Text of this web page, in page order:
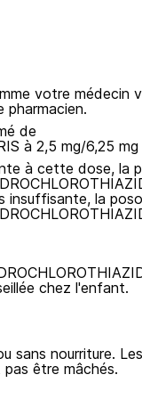
votre médecin
de
à 2,5 mg/6,25 mg
à cette dose, la
insuffisante, la
chez l'enfant.
sans nourriture.
être mâchés.